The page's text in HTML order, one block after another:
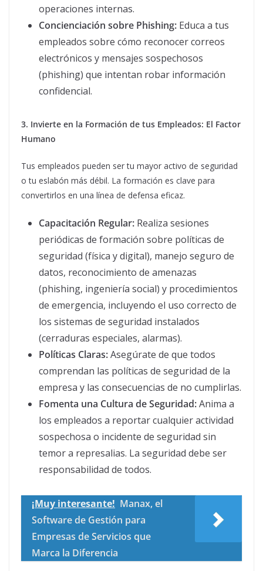
operaciones internas.
Concienciación sobre Phishing: Educa a tus
empleados sobre cómo reconocer correos
electrónicos y mensajes sospechosos
(phishing) que intentan robar información
confidencial.
3. Invierte en la Formación de tus Empleados: El Factor
Humano
Tus empleados pueden ser tu mayor activo de seguridad
o tu eslabón más débil. La formación es clave para
convertirlos en una línea de defensa eficaz.
Capacitación Regular: Realiza sesiones
periódicas de formación sobre políticas de
seguridad (física y digital), manejo seguro de
datos, reconocimiento de amenazas
(phishing, ingeniería social) y procedimientos
de emergencia, incluyendo el uso correcto de
los sistemas de seguridad instalados
(cerraduras especiales, alarmas).
Políticas Claras:Asegúrate de que todos
comprendan las políticas de seguridad de la
empresa y las consecuencias de no cumplirlas.
Fomenta una Cultura de Seguridad:Anima a
los empleados a reportar cualquier actividad
sospechosa o incidente de seguridad sin
temor a represalias. La seguridad debe ser
responsabilidad de todos.
¡Muy interesante! Manax, el
Software de Gestión para
Empresas de Servicios que
Marca la Diferencia